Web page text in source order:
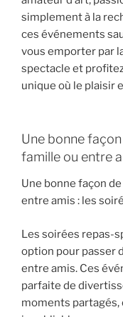
simplement à la
ces événements
vous emporter par
spectacle et
unique où le plaisir
Une bonne
famille ou entre
Une bonne façon
entre amis : les
Les soirées repas-
option pour passer
entre amis. Ces
parfaite de
moments partagés,